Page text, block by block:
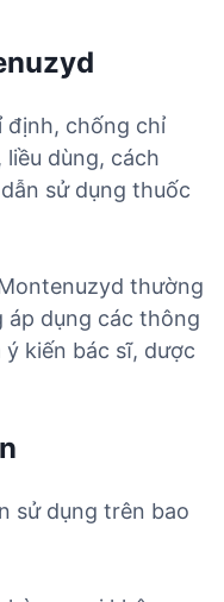
định, chống chỉ
dùng, cách
sử dụng thuốc
thường
áp dụng các thông
kiến bác sĩ, dược
sử dụng trên bao